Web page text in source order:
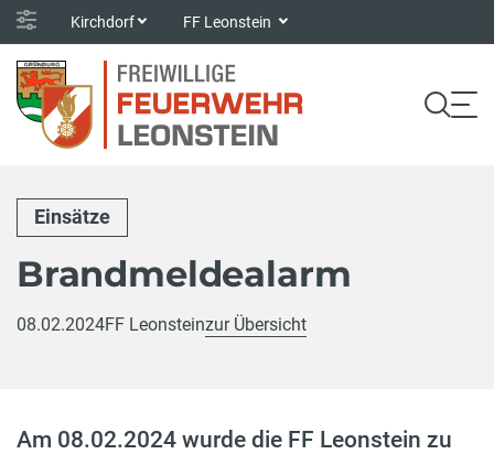
Kirchdorf FF Leonstein
Einsätze
Brandmeldealarm
08.02.2024FF Leonsteinzur Übersicht
Am 08.02.2024 wurde die FF Leonstein zu